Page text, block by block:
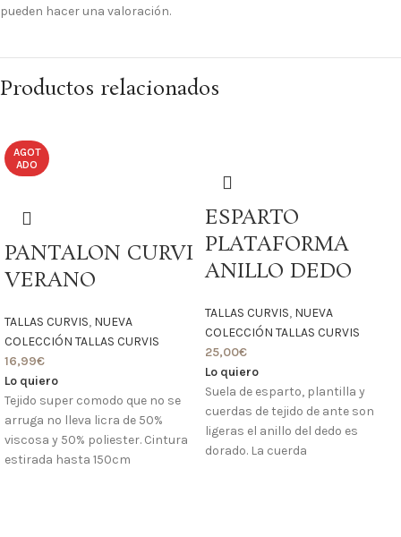
pueden hacer una valoración.
Productos relacionados
AGOT
ADO
PANTALON CURVI
VERANO
TALLAS CURVIS, NUEVA
COLECCIÓN TALLAS CURVIS
16,99€
Lo quiero
Tejido super comodo que no se
arruga no lleva licra de 50%
viscosa y 50% poliester. Cintura
estirada hasta 150cm
ESPARTO
PLATAFORMA
ANILLO DEDO
TALLAS CURVIS, NUEVA
COLECCIÓN TALLAS CURVIS
25,00€
Lo quiero
Suela de esparto, plantilla y
cuerdas de tejido de ante son
ligeras el anillo del dedo es
dorado. La cuerda